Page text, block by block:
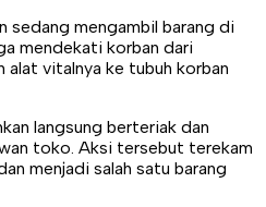
sedang mengambil barang di
mendekati korban dari
alat vitalnya ke tubuh korban
langsung berteriak dan
toko. Aksi tersebut terekam
menjadi salah satu barang